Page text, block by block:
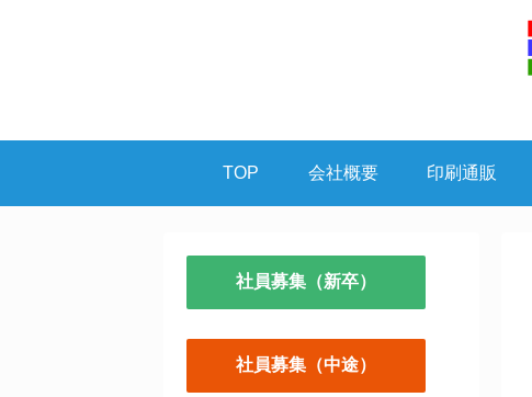
TOP 会社概要 印刷通販
社員募集（新卒）
社員募集（中途）